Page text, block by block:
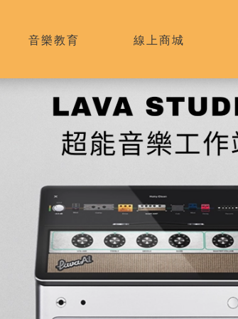
音樂教育 線上商城